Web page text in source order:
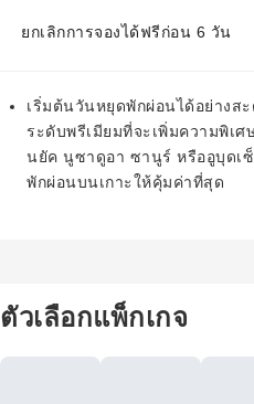
ยกเลิกการจองได้ฟรีก่อน 6 วัน
เริ่มต้นวันหยุดพักผ่อนได้อย่างส
ระดับพรีเมียมที่จะเพิ่มความพิเ
นยัค นูซาดูอา ซานูร์ หรืออูบุดเ
พักผ่อนบนเกาะให้คุ้มค่าที่สุด
ตัวเลือกแพ็กเกจ